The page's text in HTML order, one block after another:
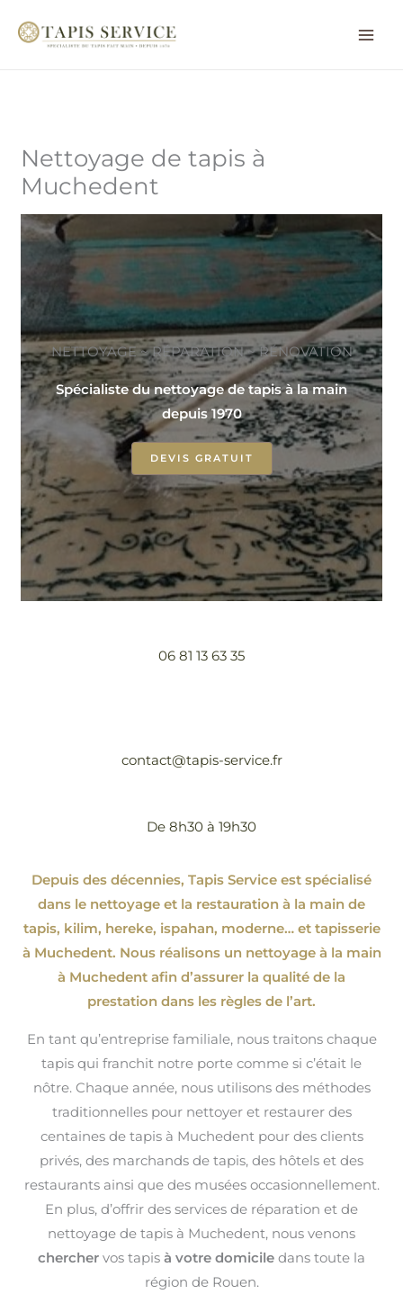
Nettoyage de tapis à
Muchedent
NETTOYAGE ~ RÉPARATION ~ RÉNOVATION
Spécialiste du nettoyage de tapis à la main
depuis 1970
DEVIS GRATUIT
06 81 13 63 35
contact@tapis-service.fr
De 8h30 à 19h30
Depuis des décennies, Tapis Service est spécialisé
dans le nettoyage et la restauration à la main de
tapis, kilim, hereke, ispahan, moderne…et tapisserie
à Muchedent. Nous réalisons un nettoyage à la main
à Muchedent afin d’assurer la qualité de la
prestation dans les règles de l’art.
En tant qu’entreprise familiale, nous traitons chaque
tapis qui franchit notre porte comme si c’était le
nôtre. Chaque année, nous utilisons des méthodes
traditionnelles pour nettoyer et restaurer des
centaines de tapis à Muchedent pour des clients
privés, des marchands de tapis, des hôtels et des
restaurants ainsi que des musées occasionnellement.
En plus, d’offrir des services de réparation et de
nettoyage de tapis à Muchedent, nous venons
chercher vos tapis à votre domicile dans toute la
région de Rouen.